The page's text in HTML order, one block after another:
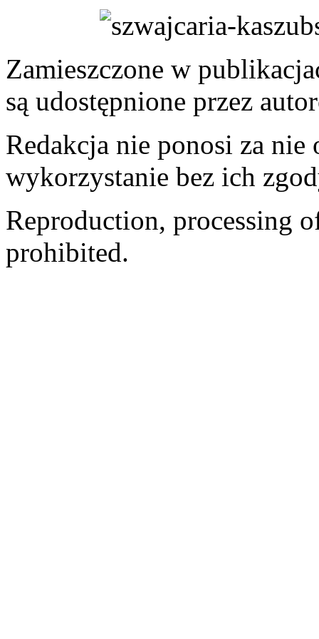
Zamieszczone w
są udostępnione przez
Redakcja nie ponosi za
wykorzystanie bez ich
Reproduction, processing
prohibited.